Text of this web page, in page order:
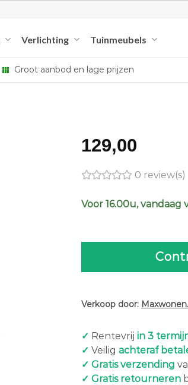
Verlichting Tuinmeubels
Groot aanbod en lage prijzen
129,00
0 review(s)
Voor 16.00u, vandaag
Verkoop door:
✓ Rentevrij in 3
✓ Veilig achteraf
✓ Gratis verzending
✓ Gratis retourneren